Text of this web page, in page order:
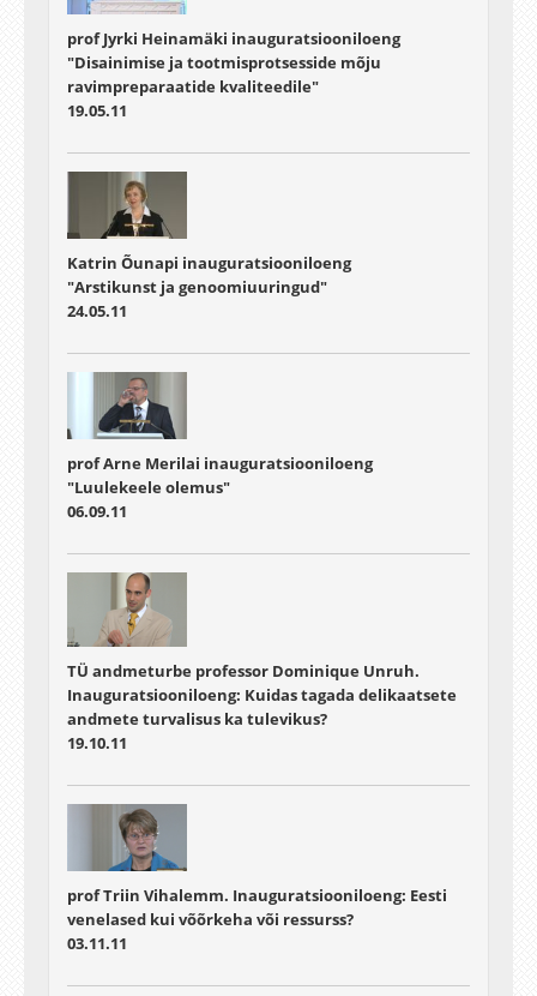
prof Jyrki Heinamäki inauguratsiooniloeng
"Disainimise ja tootmisprotsesside mõju
ravimpreparaatide kvaliteedile"
19.05.11
Katrin Õunapi inauguratsiooniloeng
"Arstikunst ja genoomiuuringud"
24.05.11
prof Arne Merilai inauguratsiooniloeng
"Luulekeele olemus"
06.09.11
TÜ andmeturbe professor Dominique Unruh.
Inauguratsiooniloeng: Kuidas tagada delikaatsete
andmete turvalisus ka tulevikus?
19.10.11
prof Triin Vihalemm. Inauguratsiooniloeng: Eesti
venelased kui võõrkeha või ressurss?
03.11.11